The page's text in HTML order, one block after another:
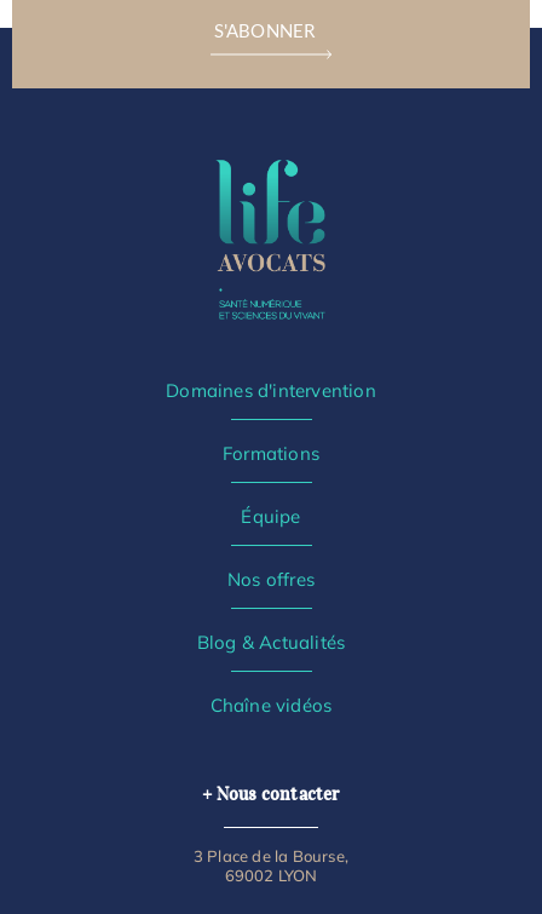
S'ABONNER
Domaines d'intervention
Formations
Équipe
Nos offres
Blog & Actualités
Chaîne vidéos
+ Nous contacter
3 Place de la Bourse,
69002 LYON